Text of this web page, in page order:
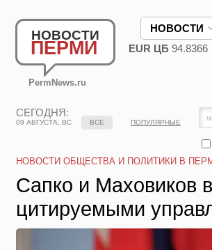
НОВОСТИ
ПЕРМИ
PermNews.ru
НОВОСТИ
EUR ЦБ 94.8366
СЕГОДНЯ:
09 АВГУСТА, ВС ВСЕ ПОПУЛЯРНЫЕ
НОВОСТИ ОБЩЕСТВА И ПОЛИТИКИ В
Сапко и Маховиков
цитируемыми